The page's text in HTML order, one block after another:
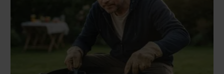
lange Nutzung empfiehlt es sich, Reißverschlüsse,
Mesh-Einsätze und Befestigungspunkte
regelmäßig zu kontrollieren. Warum diese
Haustiertransportbox eine gute Wahl ist Viele
einfache Transporttaschen sind nur zum Tragen
gedacht. Andere Autositze für Tiere lassen sich